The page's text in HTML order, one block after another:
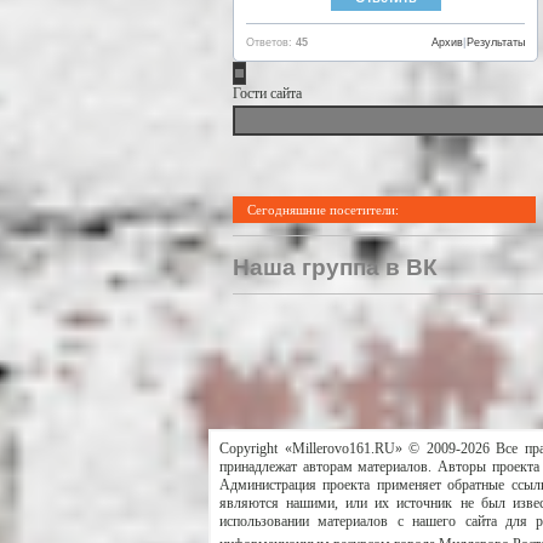
Ответов: 45 Результаты
Архив
Гости сайта
Сегодняшние посетители:
Наша группа в ВК
Copyright «Millerovo161.RU» © 2009-2026 Все
принадлежат авторам материалов. Авторы
Администрация проекта применяет обратные
являются нашими, или их источник не был
использовании материалов с нашего сайта